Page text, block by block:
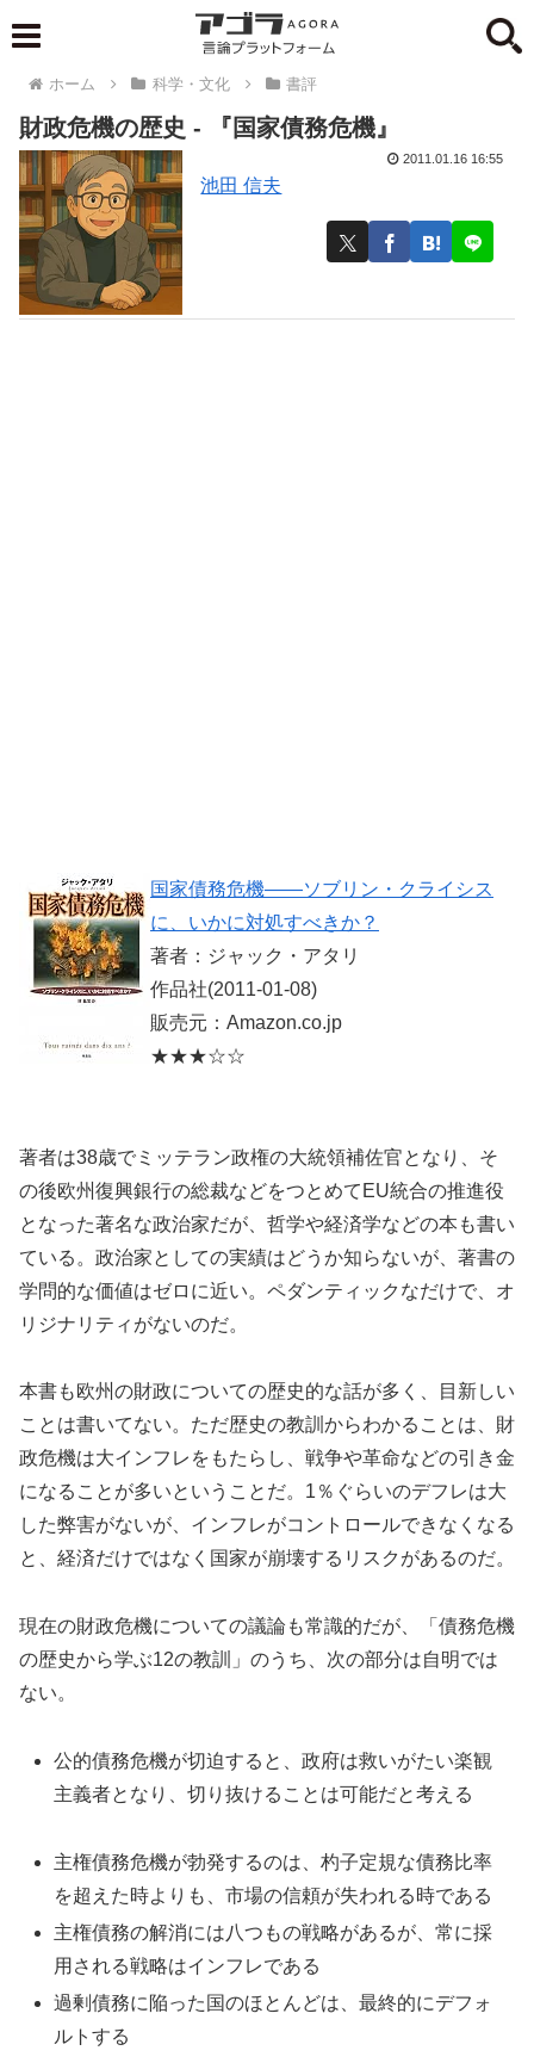
ホーム 科学・文化 書評
財政危機の歴史 - 『国家債務危機』
池田 信夫
2011.01.16 16:55
国家債務危機――ソブリン・クライシス
に、いかに対処すべきか？
著者：ジャック・アタリ
作品社(2011-01-08)
販売元：Amazon.co.jp
★★★☆☆
著者は38歳でミッテラン政権の大統領補佐官となり、そ
の後欧州復興銀行の総裁などをつとめてEU統合の推進役
となった著名な政治家だが、哲学や経済学などの本も書い
ている。政治家としての実績はどうか知らないが、著書の
学問的な価値はゼロに近い。ペダンティックなだけで、オ
リジナリティがないのだ。
本書も欧州の財政についての歴史的な話が多く、目新しい
ことは書いてない。ただ歴史の教訓からわかることは、財
政危機は大インフレをもたらし、戦争や革命などの引き金
になることが多いということだ。1％ぐらいのデフレは大
した弊害がないが、インフレがコントロールできなくなる
と、経済だけではなく国家が崩壊するリスクがあるのだ。
現在の財政危機についての議論も常識的だが、「債務危機
の歴史から学ぶ12の教訓」のうち、次の部分は自明では
ない。
公的債務危機が切迫すると、政府は救いがたい楽観
主義者となり、切り抜けることは可能だと考える
主権債務危機が勃発するのは、杓子定規な債務比率
を超えた時よりも、市場の信頼が失われる時である
主権債務の解消には八つもの戦略があるが、常に採
用される戦略はインフレである
過剰債務に陥った国のほとんどは、最終的にデフォ
ルトする